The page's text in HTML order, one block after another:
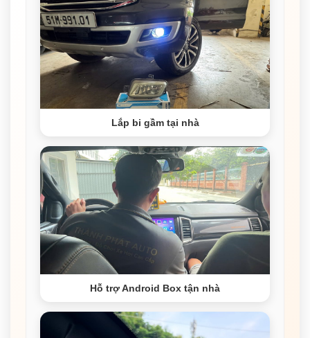
Lắp bi gầm tại nhà
Hỗ trợ Android Box tận nhà